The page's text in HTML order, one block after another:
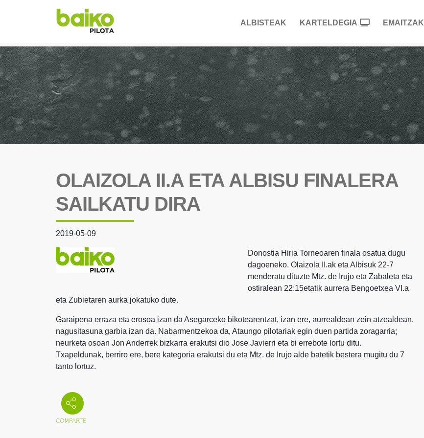
ALBISTEAK KARTELDEGIA EMAITZAK
OLAIZOLA II.A ETA ALBISU FINALERA
SAILKATU DIRA
2019-05-09
Donostia Hiria Torneoaren finala osatua dugu
dagoeneko. Olaizola II.ak eta Albisuk 22-7
menderatu dituzte Mtz. de Irujo eta Zabaleta eta
ostiralean 22:15etatik aurrera Bengoetxea VI.a
eta Zubietaren aurka jokatuko dute.
Garaipena erraza eta erosoa izan da Asegarceko bikotearentzat, izan ere, aurrealdean zein atzealdean,
nagusitasuna garbia izan da. Nabarmentzekoa da, Ataungo pilotariak egin duen partida zoragarria;
neurketa osoan Jon Anderrek bizkarra erakutsi dio Jose Javierri eta bi errebote lortu ditu.
Txapeldunak, berriro ere, bere kategoria erakutsi du eta Mtz. de Irujo alde batetik bestera mugitu du 7
tanto lortuz.